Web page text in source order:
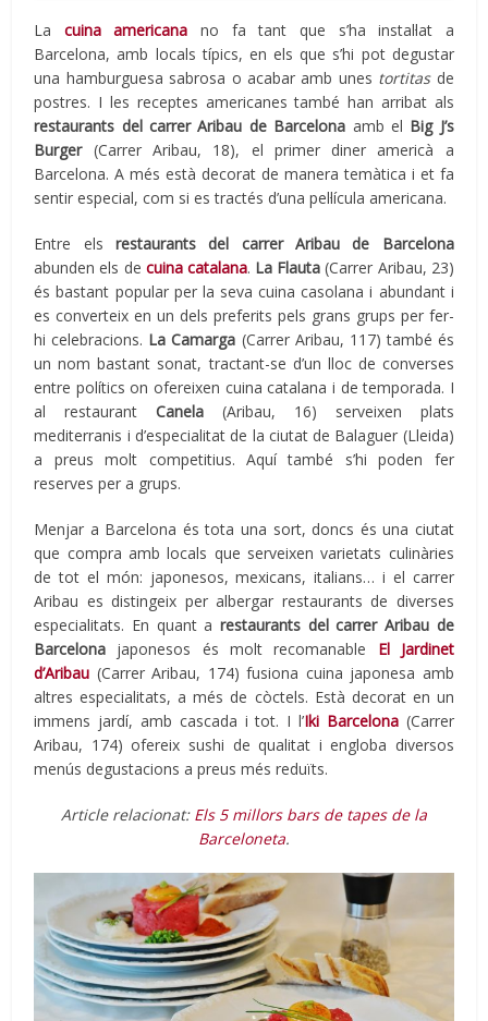
La cuina americana no fa tant que s’ha instal·lat a
Barcelona, amb locals típics, en els que s’hi pot degustar
una hamburguesa sabrosa o acabar amb unes tortitasde
postres. I les receptes americanes també han arribat als
restaurants del carrer Aribau de Barcelona amb el Big J’s
Burger(Carrer Aribau, 18), el primer diner americà a
Barcelona. A més està decorat de manera temàtica i et fa
sentir especial, com si es tractés d’una pel·lícula americana.
Entre els restaurants del carrer Aribau de Barcelona
abunden els de cuina catalana. La Flauta (Carrer Aribau, 23)
és bastant popular per la seva cuina casolana i abundant i
es converteix en un dels preferits pels grans grups per fer-
hi celebracions. La Camarga (Carrer Aribau, 117) també és
un nom bastant sonat, tractant-se d’un lloc de converses
entre polítics on ofereixen cuina catalana i de temporada. I
al restaurantCanela (Aribau, 16) serveixen plats
mediterranis i d’especialitat de la ciutat de Balaguer (Lleida)
a preus molt competitius. Aquí també s’hi poden fer
reserves per a grups.
Menjar a Barcelona és tota una sort, doncs és una ciutat
que compra amb locals que serveixen varietats culinàries
de tot el món: japonesos, mexicans, italians… i el carrer
Aribau es distingeix per albergar restaurants de diverses
especialitats. En quant a restaurants del carrer Aribau de
Barcelona japonesos és molt recomanable El Jardinet
d’Aribau (Carrer Aribau, 174) fusiona cuina japonesa amb
altres especialitats, a més de còctels. Està decorat en un
immens jardí, amb cascada i tot. I l’Iki Barcelona(Carrer
Aribau, 174) ofereix sushi de qualitat i engloba diversos
menús degustacions a preus més reduïts.
Article relacionat: Els 5 millors bars de tapes de la
Barceloneta.